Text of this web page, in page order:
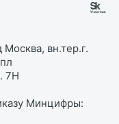
вн.тер.г.
7Н
Минцифры: